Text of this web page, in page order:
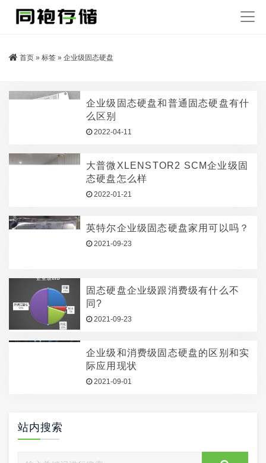
首页 » 标签 » 企业级固态硬盘
企业级固态硬盘和普通固态硬盘有什
么区别
2022-04-11
大普微XLENSTOR2 SCM企业级固
态硬盘怎么样
2022-01-21
英特尔企业级固态硬盘家用可以吗？
2021-09-23
固态硬盘企业级跟消费级有什么不
同?
2021-09-23
企业级和消费级固态硬盘的区别和实
际应用现状
2021-09-01
站内搜索